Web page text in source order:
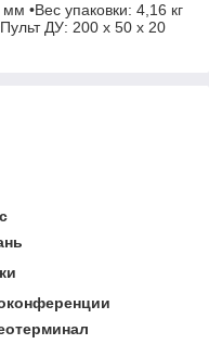
•Вес упаковки: 4,16 кг
ДУ: 200 x 50 x 20